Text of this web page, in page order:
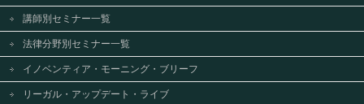
講師別セミナー一覧
法律分野別セミナー一覧
イノベンティア・モーニング・ブリーフ
リーガル・アップデート・ライブ